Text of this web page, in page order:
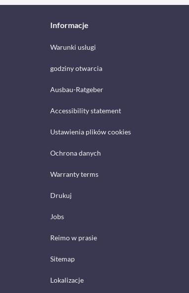
Informacje
Warunki usługi
godziny otwarcia
Ausbau-Ratgeber
Accessibility statement
Ustawienia plików cookies
Ochrona danych
Warranty terms
Drukuj
Jobs
Reimo w prasie
Sitemap
Lokalizacje